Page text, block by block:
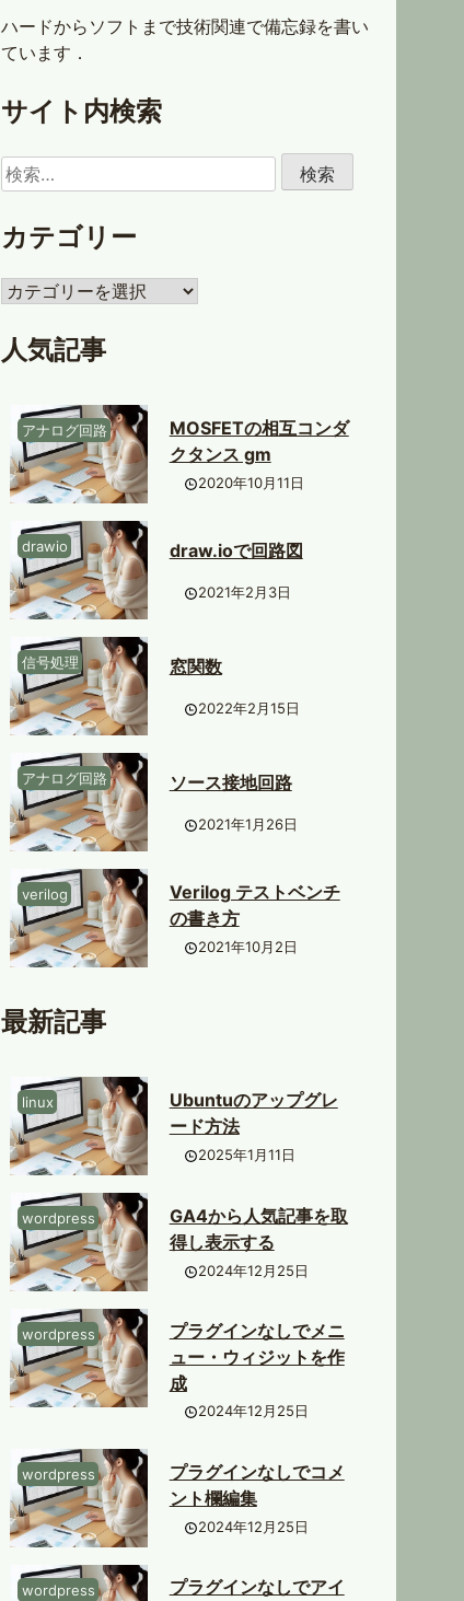
ハードからソフトまで技術関連で備忘録を書い
ています．
サイト内検索
検
索:
カテゴリー
カ
ゴ
リ
人気記事
アナログ回路
MOSFETの相互コンダ
クタンス gm
2020年10月11日
drawio draw.ioで回路図
2021年2月3日
信号処理 窓関数
2022年2月15日
アナログ回路 ソース接地回路
2021年1月26日
verilog
Verilog テストベンチ
の書き方
2021年10月2日
最新記事
linux
Ubuntuのアップグレ
ード方法
2025年1月11日
wordpress
GA4から人気記事を取
得し表示する
2024年12月25日
wordpress
プラグインなしでメニ
ュー・ウィジットを作
成
2024年12月25日
wordpress
プラグインなしでコメ
ント欄編集
2024年12月25日
wordpress
プラグインなしでアイ